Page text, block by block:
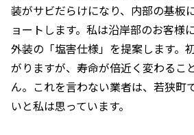
装がサビだらけになり、内部の基板
ョートします。私は沿岸部のお客様
外装の「塩害仕様」を提案します。
がりますが、寿命が倍近く変わるこ
ん。これを言わない業者は、若狭町
いと私は思っています。